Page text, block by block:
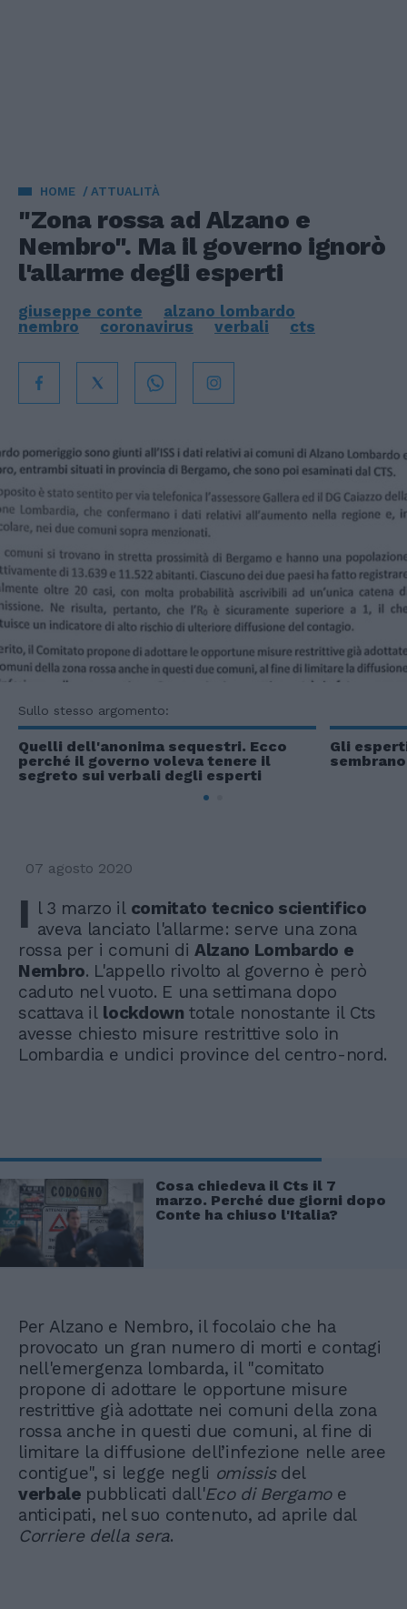
HOME ATTUALITÀ
"Zona rossa ad Alzano e
Nembro". Ma il governo ignorò
l'allarme degli esperti
giuseppe conte
alzano lombardo
nembro
coronavirus verbali cts
Sullo stesso argomento:
Quelli dell'anonima sequestri. Ecco
perché il governo voleva tenere il
segreto sui verbali degli esperti
Gli
07 agosto 2020
I l 3 marzo il comitato tecnico scientifico
aveva lanciato l'allarme: serve una zona
rossa per i comuni di Alzano Lombardo e
Nembro. L'appello rivolto al governo è però
caduto nel vuoto. E una settimana dopo
scattava il lockdown totale nonostante il Cts
avesse chiesto misure restrittive solo in
Lombardia e undici province del centro-nord.
Cosa chiedeva il Cts il 7
marzo. Perché due giorni dopo
Conte ha chiuso l'Italia?
Per Alzano e Nembro, il focolaio che ha
provocato un gran numero di morti e contagi
nell'emergenza lombarda, il "comitato
propone di adottare le opportune misure
restrittive già adottate nei comuni della zona
rossa anche in questi due comuni, al fine di
limitare la diffusione dell’infezione nelle aree
contigue", si legge negli omissisdel
verbale pubblicati dall'Eco di Bergamoe
anticipati, nel suo contenuto, ad aprile dal
Corriere della sera.